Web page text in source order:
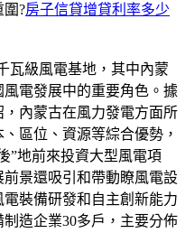
圍?房子信貸增貸利率多少
瓦級風電基地，其中內蒙
電發展中的重要角色。據
內蒙古在風力發電方面所
區位、資源等綜合優勢，
”地前來投資大型風電項
景還吸引和帶動瞭風電設
裝備研發和自主創新能力
造企業30多戶，主要分佈